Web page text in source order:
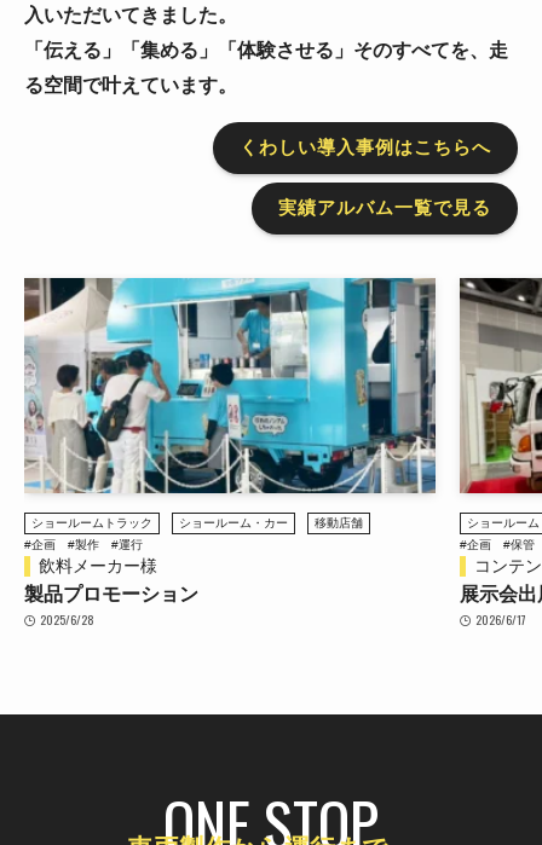
入いただいてきました。
「伝える」「集める」「体験させる」そのすべてを、走
る空間で叶えています。
くわしい導入事例はこちらへ
実績アルバム一覧で見る
ショールームトラック
#企画
#保管 #整備
コンテンツ東京 2026
展示会出展
2026/6/17
ステージト
#企画
#保管
南鳩ヶ
ステー
2026/4/27
ONE STOP